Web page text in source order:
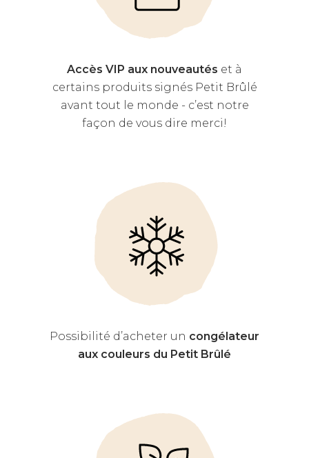
Accès VIP aux nouveautés et à
certains produits signés Petit Brûlé
avant tout le monde - c’est notre
façon de vous dire merci!
Possibilité d’acheter un congélateur
aux couleurs du Petit Brûlé